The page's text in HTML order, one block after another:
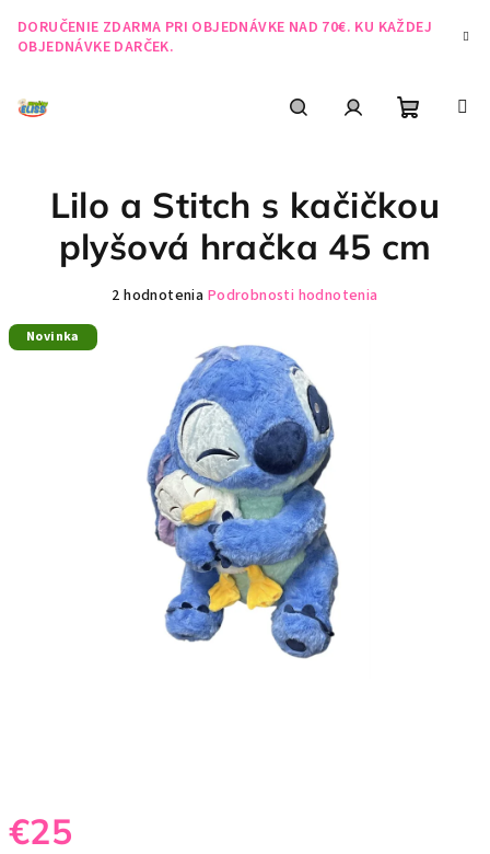
obsah
DORUČENIE ZDARMA PRI OBJEDNÁVKE NAD 70€. KU KAŽDEJ
OBJEDNÁVKE DARČEK.
košík
€25
Lilo a Stitch s kačičkou
plyšová hračka 45 cm
Priemerné
hviezdičiek.
2 hodnotenia Podrobnosti hodnotenia
Novinka